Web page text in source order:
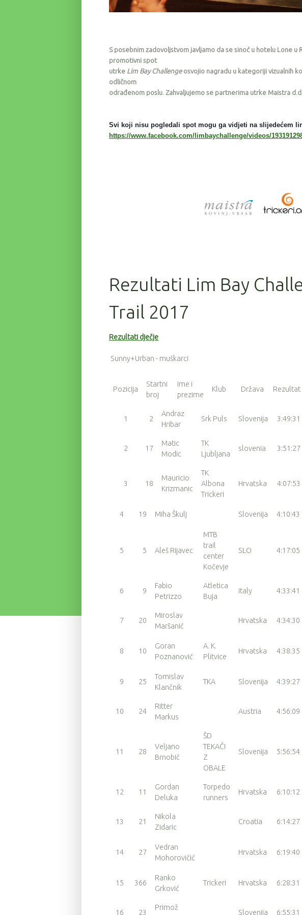
S posebnim zadovoljstvom javljamo da se sinoć u hotelu Lone
promotivni spot
utrke Lim Bay Challenge osvojio nagradu u kategoriji vizualnih
odličnom
odrađenom poslu. Zahvaljujemo se partnerima utrke Maistra
Svi koji nisu pogledali spot mogu ga vidjeti na slijedećem
https://www.facebook.com/limbaychallenge/videos/
Rezultati Lim Bay
Trail 2017
Rezultati dječje
Sunny+Urban - muškarci
Pozicija
Startni
broj
Ime i
prezime
Klub Država Rezultat
1 2
Andraz
Hribar
Srk Puls Slovenija 3:49:31
2 17
Matic
Modic
TK
Ljubljana
slovenia 3:51:27
3 18
Mauricio
Krizmanic
TK
Albona
Trickeri
Hrvatska 4:07:53
4 19 Miha Škulj Slovenija 4:10:43
5 5 Aleš Rijavec
MTB
trail
center
Kočevje
SLO 4:17:05
6 9
Fabio
Petrizzo
Atletica
Buja
Italy 4:33:41
7 20
Miroslav
Maršanić
Hrvatska 4:34:30
8 10
Goran
Poznanović
A. K.
Plitvice
Hrvatska 4:38:35
9 25
Tomislav
Klančnik
TKA Slovenija 4:39:27
10 24
Ritter
Markus
Austria 4:56:09
11 28
Veljano
Brnobič
ŠD
TEKAČI
Z
OBALE
Slovenija 5:56:54
12 11
Gordan
Deluka
Torpedo
runners
Hrvatska 6:10:12
13 21
Nikola
Zidaric
Croatia 6:14:27
14 27
Vedran
Mohorovičić
Hrvatska 6:19:40
15 366
Ranko
Grković
Trickeri Hrvatska 6:28:31
16 23
Primož
Slovenija 6:55:31